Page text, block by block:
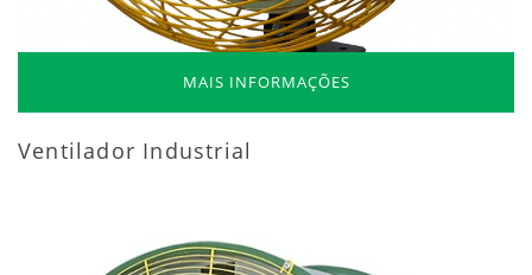
MAIS INFORMAÇÕES
Ventilador Industrial